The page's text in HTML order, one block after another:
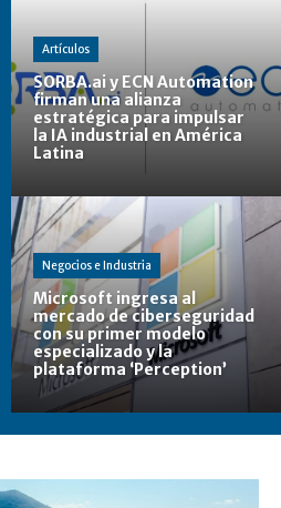
Artículos
SORBA.ai y ECN Automation
firman una alianza
estratégica para impulsar
la IA industrial en América
Latina
Negocios e Industria
Microsoft ingresa al
mercado de ciberseguridad
con su primer modelo
especializado y la
plataforma ‘Perception’